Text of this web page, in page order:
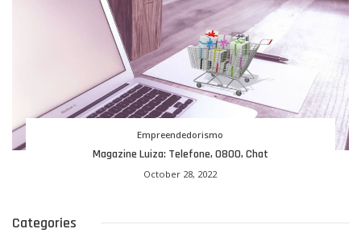
Empreendedorismo
Magazine Luiza: Telefone, 0800, Chat
October 28, 2022
Categories